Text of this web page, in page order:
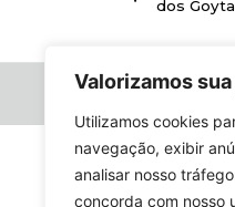
Valorizamos
Utilizamos cookies
navegação, exibir
analisar nosso
concorda com nosso
dos